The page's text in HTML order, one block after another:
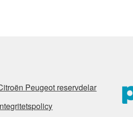
Peugeot reservdelar